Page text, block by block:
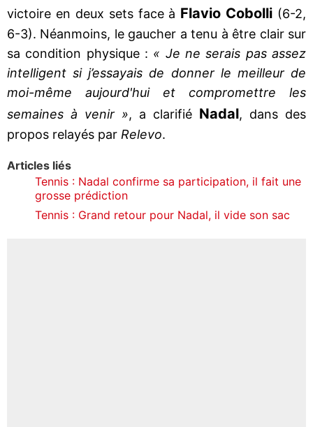
victoire en deux sets face à Flavio Cobolli (6-2,
6-3). Néanmoins, le gaucher a tenu à être clair sur
sa condition physique : « Je ne serais pas assez
intelligent si j’essayais de donner le meilleur de
moi-même aujourd'hui et compromettre les
semaines à venir », a clarifié Nadal, dans des
propos relayés par Relevo.
Articles liés
Tennis : Nadal confirme sa participation, il fait une
grosse prédiction
Tennis : Grand retour pour Nadal, il vide son sac